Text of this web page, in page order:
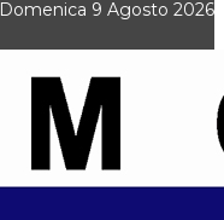
Domenica 9 Agosto 2026